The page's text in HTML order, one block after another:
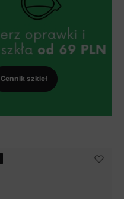
Cennik szkieł